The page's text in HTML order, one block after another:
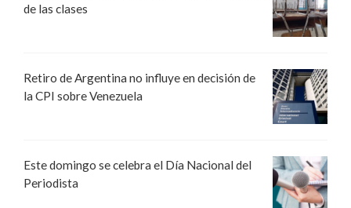
de las clases
Retiro de Argentina no influye en decisión de
la CPI sobre Venezuela
Este domingo se celebra el Día Nacional del
Periodista